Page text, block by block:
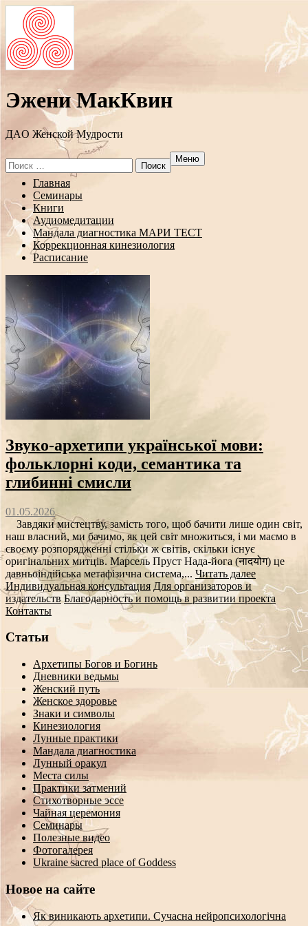
Эжени МакКвин
ДAO Женской Мудрости
Search
for:
Меню
Перейти
содержанию
Главная
Семинары
Книги
Аудиомедитации
Мандала диагностика МАРИ ТЕСТ
Коррекционная кинезиология
Расписание
Звуко‑архетипи української мови:
фольклорні коди, семантика та
глибинні смисли
01.05.2026
Завдяки мистецтву, замість того, щоб бачити лише один світ,
наш власний, ми бачимо, як цей світ множиться, і ми маємо в
своєму розпорядженні стільки ж світів, скільки існує
оригінальних митців. Марсель Пруст Нада-йога (नादयोग) це
давньоіндійська метафізична система,... Читать далее
Индивидуальная консультация Для организаторов и
издательств Благодарность и помощь в развитии проекта
Контакты
Статьи
Архетипы Богов и Богинь
Дневники ведьмы
Женский путь
Женское здоровье
Знаки и символы
Кинезиология
Лунные практики
Мандала диагностика
Лунный оракул
Места силы
Практики затмений
Стихотворные эссе
Чайная церемония
Семинары
Полезные видео
Фотогалерея
Ukraine sacred place of Goddess
Новое на сайте
Як виникають архетипи. Сучасна нейропсихологічна